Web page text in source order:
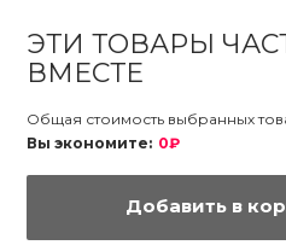
ЭТИ ТОВАРЫ
ВМЕСТЕ
Общая стоимость выбранных
Вы экономите: 0₽
Добавить в